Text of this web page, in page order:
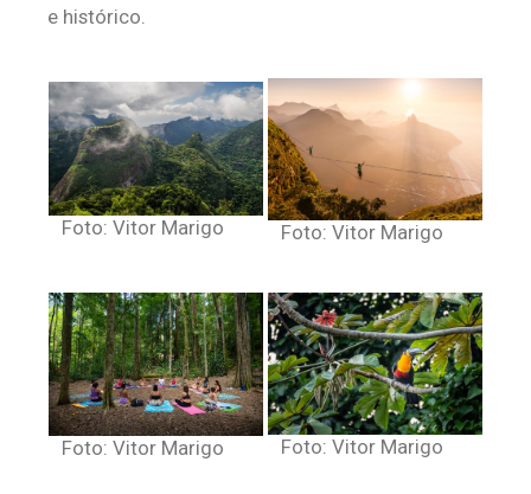
e histórico.
Foto: Vitor Marigo Foto: Vitor Marigo
Foto: Vitor Marigo Foto: Vitor Marigo